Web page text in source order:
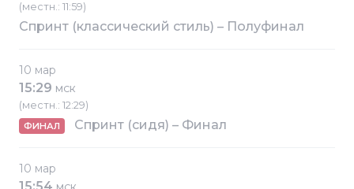
(местн.: 11:59)
Спринт (классический стиль) – Полуфинал
10 мар
15:29 МСК
(местн.: 12:29)
ФИНАЛ Спринт (сидя) – Финал
10 мар